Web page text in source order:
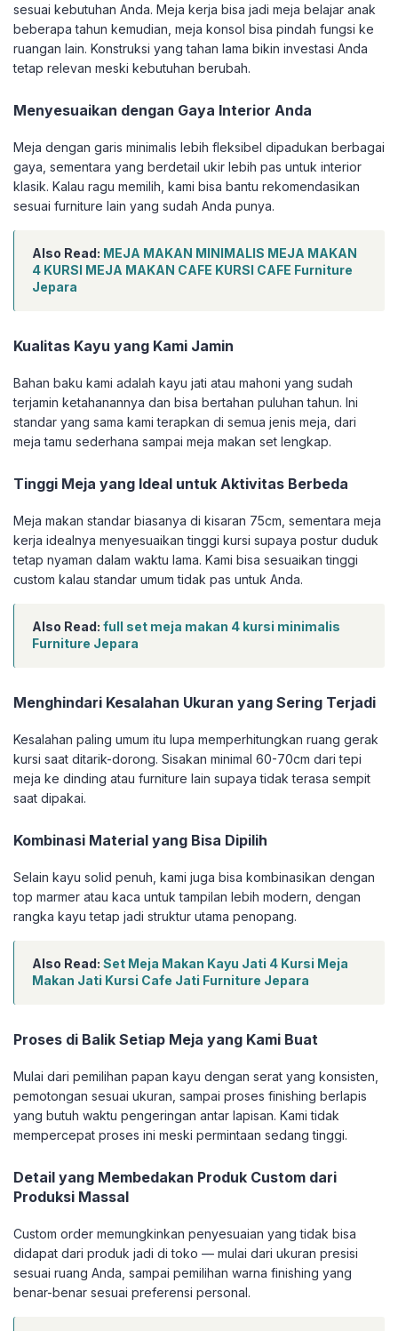
sesuai kebutuhan Anda. Meja kerja bisa jadi meja belajar anak
beberapa tahun kemudian, meja konsol bisa pindah fungsi ke
ruangan lain. Konstruksi yang tahan lama bikin investasi Anda
tetap relevan meski kebutuhan berubah.
Menyesuaikan dengan Gaya Interior Anda
Meja dengan garis minimalis lebih fleksibel dipadukan berbagai
gaya, sementara yang berdetail ukir lebih pas untuk interior
klasik. Kalau ragu memilih, kami bisa bantu rekomendasikan
sesuai furniture lain yang sudah Anda punya.
Also Read: MEJA MAKAN MINIMALIS MEJA MAKAN
4 KURSI MEJA MAKAN CAFE KURSI CAFE Furniture
Jepara
Kualitas Kayu yang Kami Jamin
Bahan baku kami adalah kayu jati atau mahoni yang sudah
terjamin ketahanannya dan bisa bertahan puluhan tahun. Ini
standar yang sama kami terapkan di semua jenis meja, dari
meja tamu sederhana sampai meja makan set lengkap.
Tinggi Meja yang Ideal untuk Aktivitas Berbeda
Meja makan standar biasanya di kisaran 75cm, sementara meja
kerja idealnya menyesuaikan tinggi kursi supaya postur duduk
tetap nyaman dalam waktu lama. Kami bisa sesuaikan tinggi
custom kalau standar umum tidak pas untuk Anda.
Also Read: full set meja makan 4 kursi minimalis
Furniture Jepara
Menghindari Kesalahan Ukuran yang Sering Terjadi
Kesalahan paling umum itu lupa memperhitungkan ruang gerak
kursi saat ditarik-dorong. Sisakan minimal 60-70cm dari tepi
meja ke dinding atau furniture lain supaya tidak terasa sempit
saat dipakai.
Kombinasi Material yang Bisa Dipilih
Selain kayu solid penuh, kami juga bisa kombinasikan dengan
top marmer atau kaca untuk tampilan lebih modern, dengan
rangka kayu tetap jadi struktur utama penopang.
Also Read: Set Meja Makan Kayu Jati 4 Kursi Meja
Makan Jati Kursi Cafe Jati Furniture Jepara
Proses di Balik Setiap Meja yang Kami Buat
Mulai dari pemilihan papan kayu dengan serat yang konsisten,
pemotongan sesuai ukuran, sampai proses finishing berlapis
yang butuh waktu pengeringan antar lapisan. Kami tidak
mempercepat proses ini meski permintaan sedang tinggi.
Detail yang Membedakan Produk Custom dari
Produksi Massal
Custom order memungkinkan penyesuaian yang tidak bisa
didapat dari produk jadi di toko — mulai dari ukuran presisi
sesuai ruang Anda, sampai pemilihan warna finishing yang
benar-benar sesuai preferensi personal.